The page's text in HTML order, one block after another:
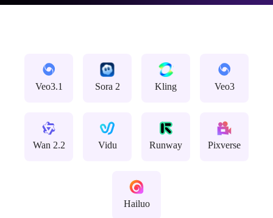
Veo3.1 Sora 2 Kling Veo3
Wan 2.2 Vidu Runway Pixverse
Hailuo